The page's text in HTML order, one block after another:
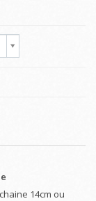
14cm ou